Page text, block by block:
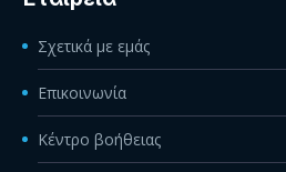
Σχετικά με εμάς
Επικοινωνία
Κέντρο βοήθειας